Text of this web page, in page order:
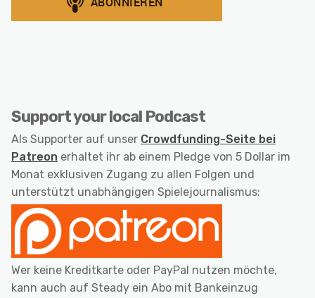
Support your local Podcast
Als Supporter auf unser Crowdfunding-Seite bei
Patreon erhaltet ihr ab einem Pledge von 5 Dollar im
Monat exklusiven Zugang zu allen Folgen und
unterstützt unabhängigen Spielejournalismus:
Wer keine Kreditkarte oder PayPal nutzen möchte,
kann auch auf Steady ein Abo mit Bankeinzug